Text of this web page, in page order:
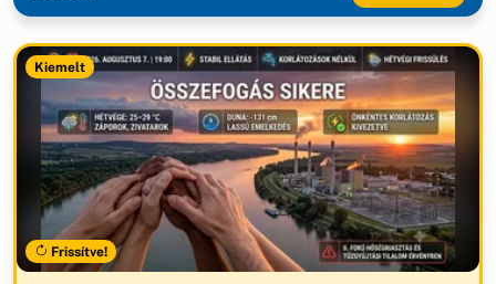
Kiemelt
Frissítve!